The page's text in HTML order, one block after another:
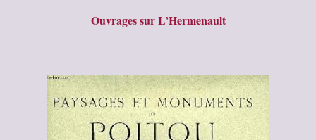
Ouvrages sur L’Hermenault